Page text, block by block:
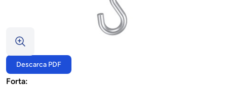
Descarca PDF
Forta: